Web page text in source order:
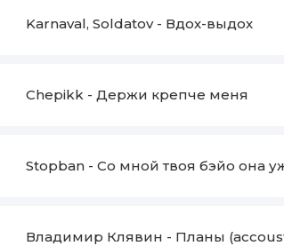
Karnaval, Soldatov - Вдох-выдох
Chepikk - Держи крепче меня
Stopban - Со мной твоя бэйо она
Владимир Клявин - Планы